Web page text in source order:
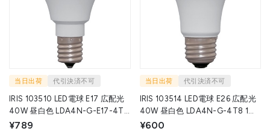
当日出荷 代引決済不可
IRIS 103510 LED電球 E17 広配光
40W 昼白色 LDA4N-G-E17-4T8
1個 ▼525-0126
¥789
当日出荷 代引決済不可
IRIS 103514 LED電球 E26 広配光
40W 昼白色 LDA4N-G-4T8 1個
▼525-0117
¥600